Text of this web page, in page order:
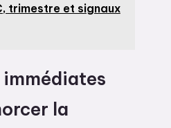
trimestre et signaux
la